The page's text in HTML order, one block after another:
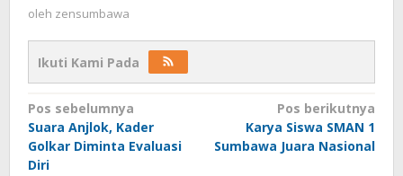
oleh zensumbawa
Ikuti Kami Pada
Navigasi
pos
Pos sebelumnya
Suara Anjlok, Kader
Golkar Diminta Evaluasi
Diri
Pos berikutnya
Karya Siswa SMAN 1
Sumbawa Juara Nasional